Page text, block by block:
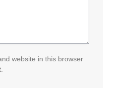
website in this browser